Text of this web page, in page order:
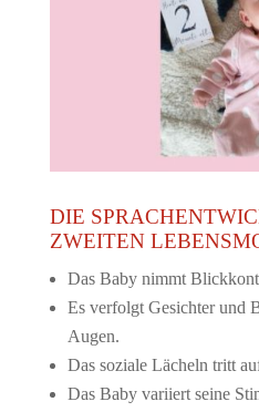
DIE
ZWEITEN
Das Baby nimmt
Es verfolgt Gesichter und
Augen.
Das soziale Lächeln tritt
Das Baby variiert seine